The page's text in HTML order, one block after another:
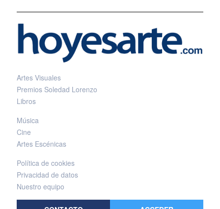
Artes Visuales
Premios Soledad Lorenzo
Libros
Música
Cine
Artes Escénicas
Política de cookies
Privacidad de datos
Nuestro equipo